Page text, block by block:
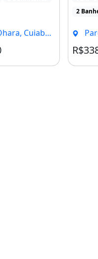
Cuiabá - MT
Condomínio R$350
.Valor
2